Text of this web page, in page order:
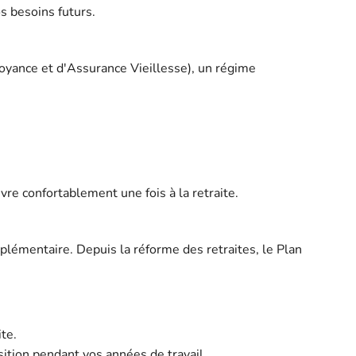
besoins futurs.
et d'Assurance Vieillesse), un régime
confortablement une fois à la retraite.
Depuis la réforme des retraites, le Plan